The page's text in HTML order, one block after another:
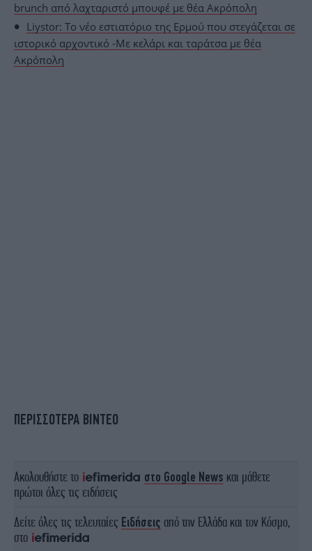
brunch από λαχταριστό μπουφέ με θέα Ακρόπολη
Liystor: Το νέο εστιατόριο της Ερμού που στεγάζεται σε
ιστορικό αρχοντικό -Με κελάρι και ταράτσα με θέα
Ακρόπολη
ΠΕΡΙΣΣΟΤΕΡΑ ΒΙΝΤΕΟ
Ακολουθήστε το στο Google News και μάθετε
πρώτοι όλες τις ειδήσεις
Δείτε όλες τις τελευταίες Ειδήσεις από την Ελλάδα και τον Κόσμο,
στο